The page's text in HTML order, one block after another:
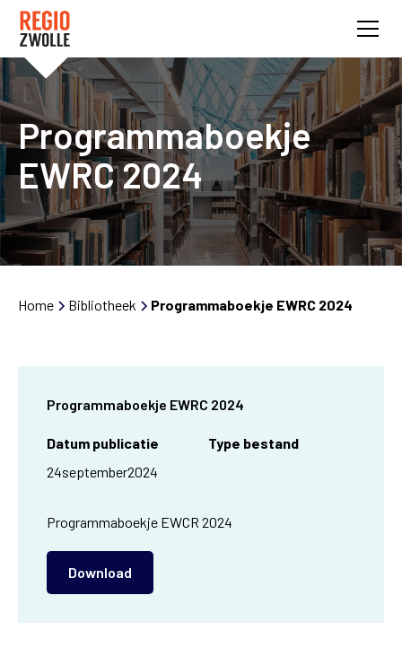
Programmaboekje
EWRC 2024
Home Bibliotheek Programmaboekje EWRC 2024
Programmaboekje EWRC 2024
Datum publicatie
24september2024
Type bestand
Programmaboekje EWCR 2024
Download